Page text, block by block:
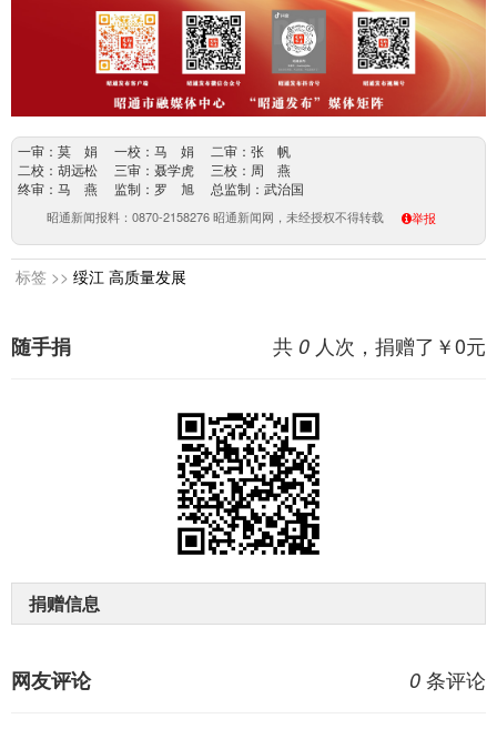
一审：莫 娟 一校：马 娟 二审：张 帆
二校：胡远松 三审：聂学虎 三校：周 燕
终审：马 燕 监制：罗 旭 总监制：武治国
昭通新闻报料：0870-2158276 昭通新闻网，未经授权不得转载 举报
标签 >> 绥江 高质量发展
共 0 人次，捐赠了￥0元
随手捐
捐赠信息
0 条评论
网友评论